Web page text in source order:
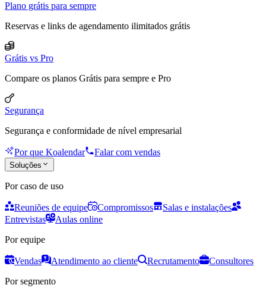
Plano grátis para sempre
Reservas e links de agendamento ilimitados grátis
Grátis vs Pro
Compare os planos Grátis para sempre e Pro
Segurança
Segurança e conformidade de nível empresarial
Por que Koalendar Falar com vendas
Soluções
Por caso de uso
Reuniões de equipe Compromissos
Salas e instalações
Entrevistas
Aulas online
Por equipe
Vendas Atendimento ao cliente Recrutamento
Consultores
Por segmento